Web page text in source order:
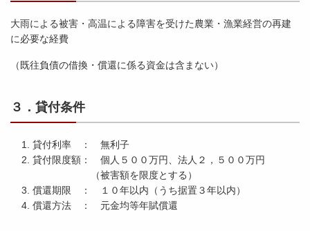
大雨による被害・高温による障害を受けた農業・漁業経営の再建
に必要な経費
（既往負債の借換・償還に係る資金は含まない）
３．貸付条件
貸付利率 ： 無利子
貸付限度額： 個人５００万円、法人２，５００万円
（被害額を限度とする）
償還期限 ： １０年以内（うち据置３年以内）
償還方法 ： 元金均等年賦償還